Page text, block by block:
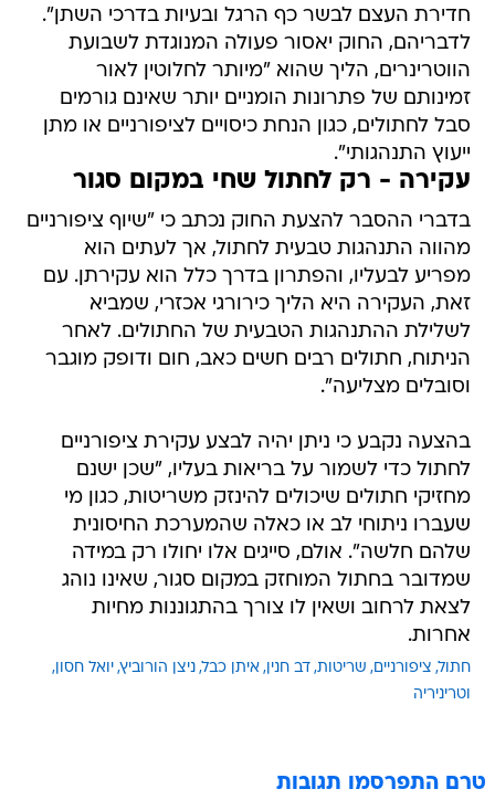
חדירת העצם לבשר כף הרגל ובעיות בדרכי השתן".
לדבריהם, החוק יאסור פעולה המנוגדת לשבועת
הווטרינרים, הליך שהוא "מיותר לחלוטין לאור
זמינותם של פתרונות הומניים יותר שאינם גורמים
סבל לחתולים, כגון הנחת כיסויים לציפורניים או מתן
ייעוץ התנהגותי".
עקירה - רק לחתול שחי במקום סגור
בדברי ההסבר להצעת החוק נכתב כי "שיוף ציפורניים
מהווה התנהגות טבעית לחתול, אך לעתים הוא
מפריע לבעליו, והפתרון בדרך כלל הוא עקירתן. עם
זאת, העקירה היא הליך כירורגי אכזרי, שמביא
לשלילת ההתנהגות הטבעית של החתולים. לאחר
הניתוח, חתולים רבים חשים כאב, חום ודופק מוגבר
וסובלים מצליעה".
בהצעה נקבע כי ניתן יהיה לבצע עקירת ציפורניים
לחתול כדי לשמור על בריאות בעליו, "שכן ישנם
מחזיקי חתולים שיכולים להינזק משריטות, כגון מי
שעברו ניתוחי לב או כאלה שהמערכת החיסונית
שלהם חלשה". אולם, סייגים אלו יחולו רק במידה
שמדובר בחתול המוחזק במקום סגור, שאינו נוהג
לצאת לרחוב ושאין לו צורך בהתגוננות מחיות
אחרות.
חתול ציפורניים שריטות דב חנין איתן כבל ניצן הורוביץ יואל חסון
וטריניריה
טרם התפרסמו תגובות